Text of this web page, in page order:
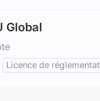
réglementation
Global
Licence de